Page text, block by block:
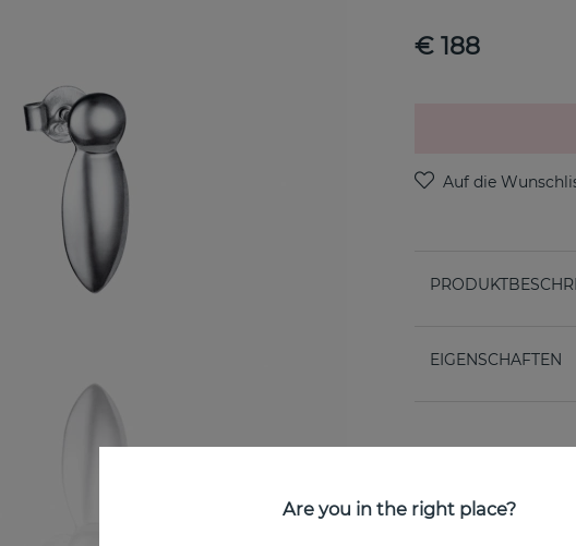
€ 188
EIGENSCHAFTEN
Are you in the right place?